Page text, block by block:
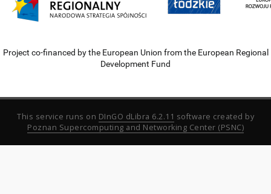
Project co-financed by the European Union from the European Regional
Development Fund
This service runs on DInGO dLibra 6.2.11 software created by
Poznan Supercomputing and Networking Center (PSNC)